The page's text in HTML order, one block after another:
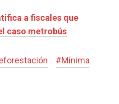
a fiscales que
caso metrobús
#Mínima